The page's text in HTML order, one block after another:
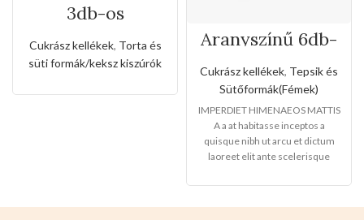
3db-os
kiszúró készlet
cukorka alakkal
Cukrász kellékek, Torta és
süti formák/keksz kiszúrók
Aranyszínű 6db-
os nyuszi formájú
tepsi
Cukrász kellékek, Tepsik és
Sütőformák(Fémek)
IMPERDIET HIMENAEOS MATTIS
A a at habitasse inceptos a
quisque nibh ut arcu et dictum
laoreet elit ante scelerisque